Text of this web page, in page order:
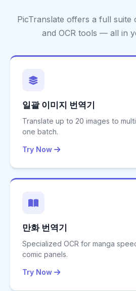
PicTranslate offers a full suite
and OCR tools — all in
일괄 이미지 번역기
Translate up to 20 images to
one batch.
Try Now
만화 번역기
Specialized OCR for manga
comic panels.
Try Now